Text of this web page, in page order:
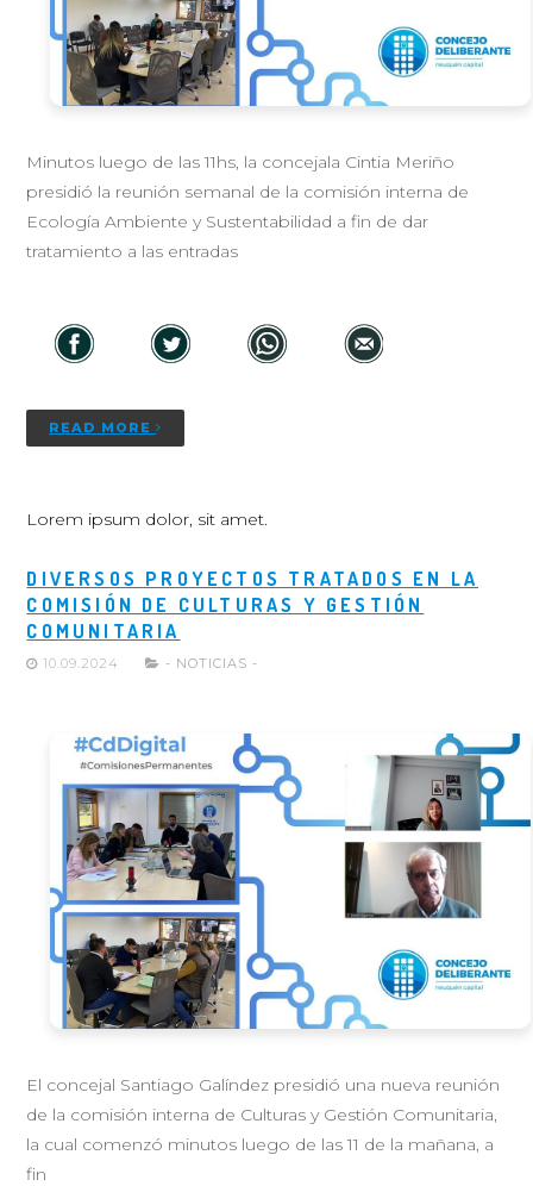
Minutos luego de las 11hs, la concejala Cintia Meriño
presidió la reunión semanal de la comisión interna de
Ecología Ambiente y Sustentabilidad a fin de dar
tratamiento a las entradas
READ MORE
Lorem ipsum dolor, sit amet.
DIVERSOS PROYECTOS TRATADOS EN LA
COMISIÓN DE CULTURAS Y GESTIÓN
COMUNITARIA
10.09.2024 - NOTICIAS -
El concejal Santiago Galíndez presidió una nueva reunión
de la comisión interna de Culturas y Gestión Comunitaria,
la cual comenzó minutos luego de las 11 de la mañana, a
fin